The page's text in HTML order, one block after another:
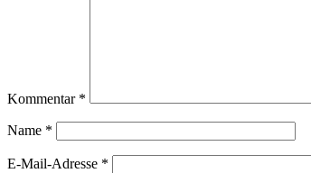
Kommentar *
Name *
E-Mail-Adresse *